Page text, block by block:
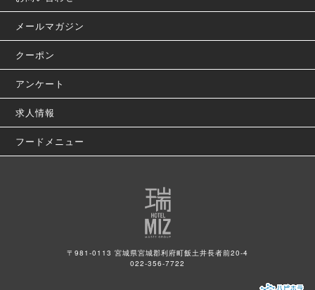
メールマガジン
クーポン
アンケート
求人情報
フードメニュー
〒981-0113 宮城県宮城郡利府町飯土井長者前20-4
022-356-7722